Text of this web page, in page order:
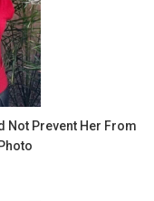
Not Prevent Her From